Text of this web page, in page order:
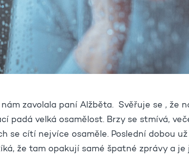
zavolala paní Alžběta. Svěřuje se , že
padá velká osamělost. Brzy se stmívá,
se cítí nejvíce osaměle. Poslední dobou
že tam opakují samé špatné zprávy a je